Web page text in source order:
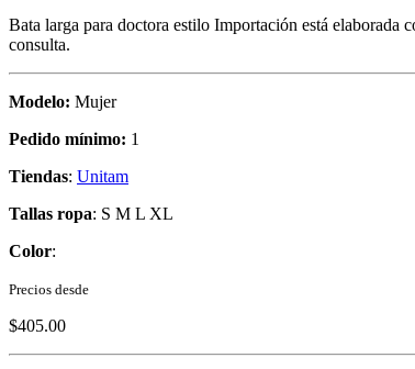
Bata larga para doctora estilo Importación está
consulta.
Modelo: Mujer
Pedido mínimo: 1
Tiendas: Unitam
Tallas ropa: S M L XL
Color:
Precios desde
$405.00